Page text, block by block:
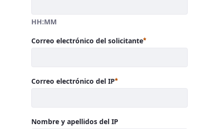
HH:MM
Correo electrónico del solicitante Requerido
Correo electrónico del IP Requerido
Nombre y apellidos del IP